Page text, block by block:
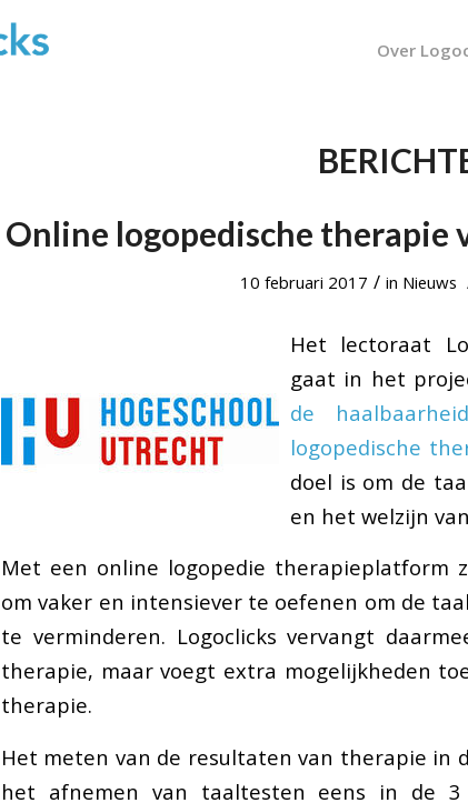
Over
Online logopedische therapie
10 februari 2017 / in Nieuws
Het lectoraat
gaat in het
de
logopedische
doel is om de
en het welzijn
Met een online logopedie therapieplatform
om vaker en intensiever te oefenen om de
te verminderen. Logoclicks vervangt
therapie, maar voegt extra mogelijkheden
therapie.
Het meten van de resultaten van therapie in
het afnemen van taaltesten eens in de